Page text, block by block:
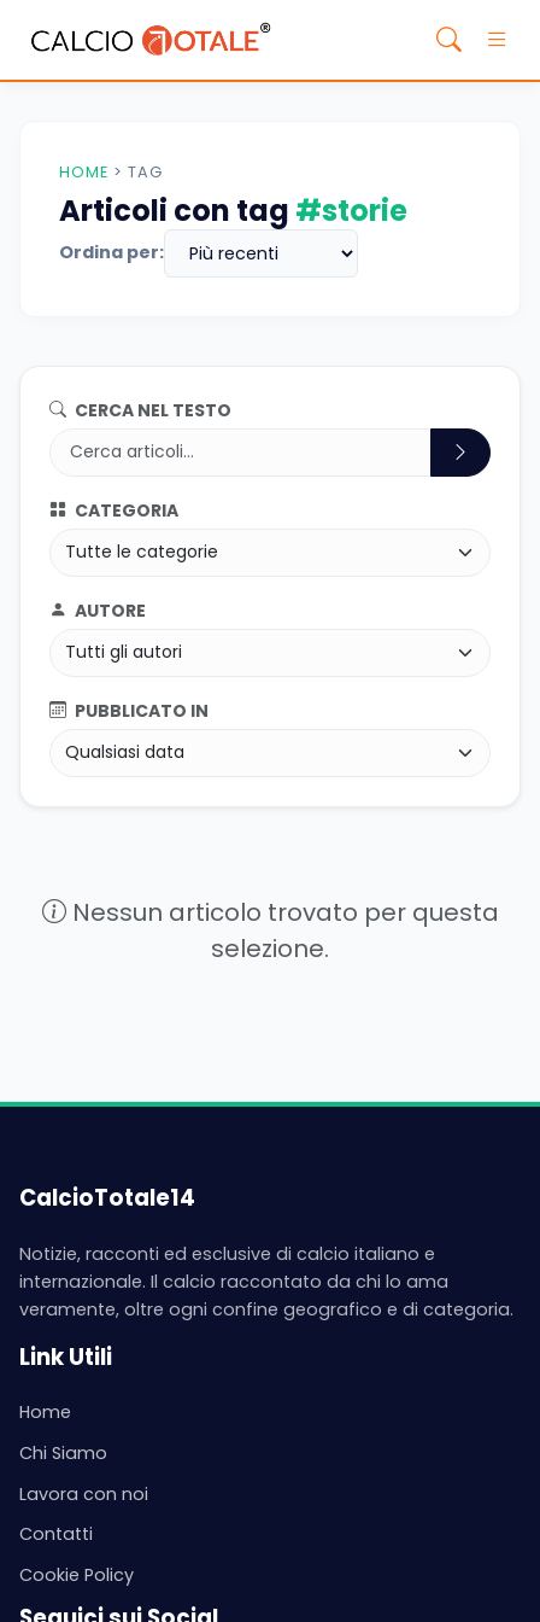
HOME > TAG
Articoli con tag #storie
Ordina per:
CERCA NEL TESTO
CATEGORIA
AUTORE
PUBBLICATO IN
Nessun articolo trovato per questa
selezione.
CalcioTotale14
Notizie, racconti ed esclusive di calcio italiano e
internazionale. Il calcio raccontato da chi lo ama
veramente, oltre ogni confine geografico e di categoria.
Link Utili
Home
Chi Siamo
Lavora con noi
Contatti
Cookie Policy